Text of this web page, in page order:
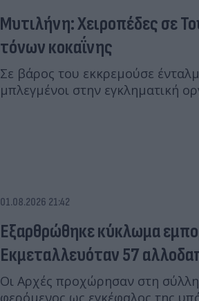
Μυτιλήνη: Χειροπέδες σε
τόνων κοκαΐνης
Σε βάρος του εκκρεμούσε
μπλεγμένοι στην εγκληματική
01.08.2026 21:42
Εξαρθρώθηκε κύκλωμα
Εκμεταλλευόταν 57
Οι Αρχές προχώρησαν στη
φερόμενος ως εγκέφαλος της